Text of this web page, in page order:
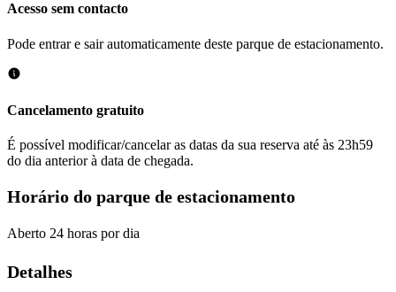
Acesso sem contacto
Pode entrar e sair automaticamente deste parque de estacionamento.
Cancelamento gratuito
É possível modificar/cancelar as datas da sua reserva até às 23h59
do dia anterior à data de chegada.
Horário do parque de estacionamento
Aberto 24 horas por dia
Detalhes